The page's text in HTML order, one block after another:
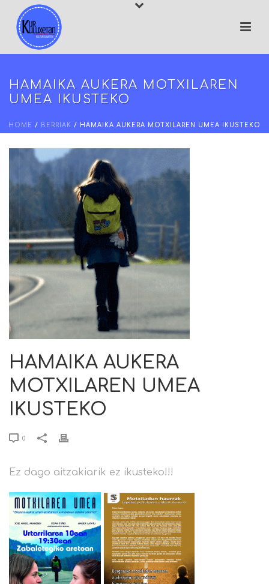
HAMAIKA AUKERA MOTXILAREN
UMEA IKUSTEKO
HOME / BERRIAK / HAMAIKA AUKERA MOTXILAREN UMEA IKUSTEKO
HAMAIKA AUKERA
MOTXILAREN UMEA
IKUSTEKO
0
Ez dago aitzakiarik ez ikusteko!!!